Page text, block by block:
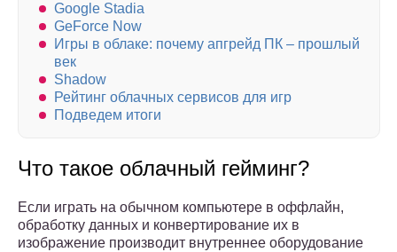
Google Stadia
GeForce Now
Игры в облаке: почему апгрейд ПК – прошлый
век
Shadow
Рейтинг облачных сервисов для игр
Подведем итоги
Что такое облачный гейминг?
Если играть на обычном компьютере в оффлайн,
обработку данных и конвертирование их в
изображение производит внутреннее оборудование